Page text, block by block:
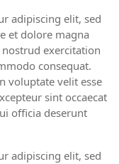
adipiscing elit, sed
et dolore magna
exercitation
consequat.
voluptate velit esse
sint occaecat
officia deserunt
adipiscing elit, sed